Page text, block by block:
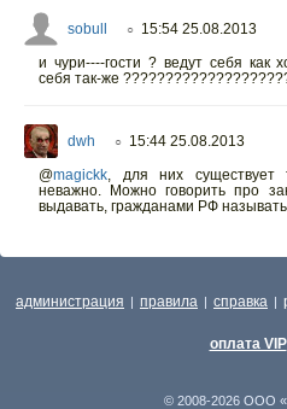
sobull ○ 15:54 25.08.2013
и чури----гости ? ведут себя как
себя так-же
dwh ○ 15:44 25.08.2013
@magickk, для них существует
неважно. Можно говорить про
выдавать, гражданами РФ
администрация | правила | справка |
оплата VIP
© 2008-2026 ООО «